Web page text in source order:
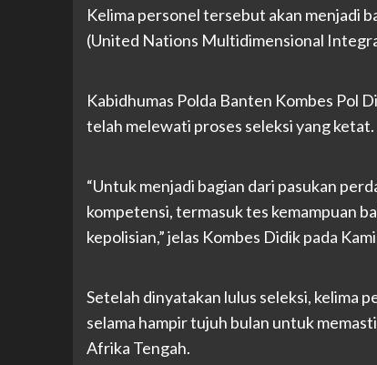
Kelima personel tersebut akan menjadi
(United Nations Multidimensional
Kabidhumas Polda Banten Kombes Pol
telah melewati proses seleksi yang ketat.
“Untuk menjadi bagian dari pasukan
kompetensi, termasuk tes kemampuan
kepolisian,” jelas Kombes Didik pada
Setelah dinyatakan lulus seleksi, kelima
selama hampir tujuh bulan untuk
Afrika Tengah.